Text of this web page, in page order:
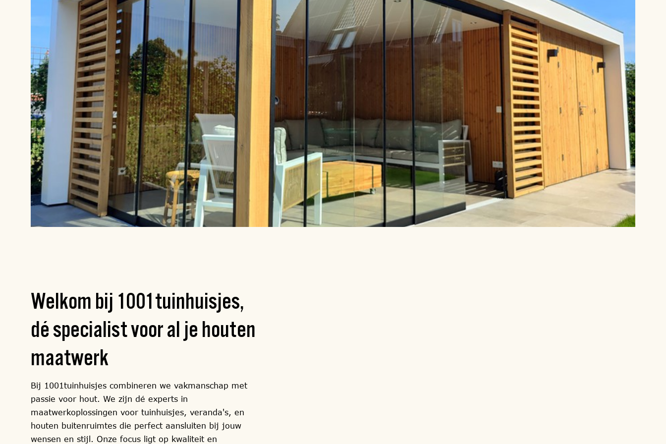
(laten) monteren.
Wilt u liever niet zelf monteren? Onze vakkundige
montage-teams, bestaande uit twee monteurs, een
montage bus met gereedschap en een aanhangwagen,
staan altijd voor u klaar.
1001tuinhuisjes is sterk in maatwerk
; vraag naar de
mogelijkheden en een geheel vrijblijvende offerte. Bel
of mail ons, of kom eens langs voor een oriënterend
gesprek. Ons bedrijf is geopend van maandag tot en
met zaterdag van 9.00 tot 17.00 uur. Maak snel een
afspraak via telefoon 0315-785284 of via de mail
verkoop@1001tuinhuisjes.nl
Verwijzingen:funderingen, houtsoorten
deuren
isolatie, dakbedekking
montage handleiding
Welkom bij 1001tuinhuisjes,
dé specialistvoor al je houten
maatwerk
Bij 1001tuinhuisjes combineren we vakmanschap met
passie voor hout. We zijn dé experts in
maatwerkoplossingen voor tuinhuisjes, veranda's, en
houten buitenruimtes die perfect aansluiten bij jouw
wensen en stijl. Onze focus ligt op kwaliteit en